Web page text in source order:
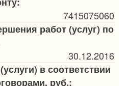
7415075060
работ (услуг) по
30.12.2016
в соответствии
руб.: